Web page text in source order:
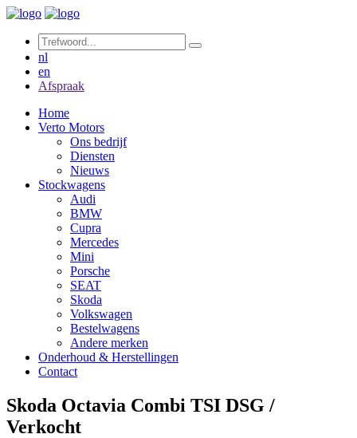
nl
en
Afspraak
Home
Verto Motors
Ons bedrijf
Diensten
Nieuws
Stockwagens
Audi
BMW
Cupra
Mercedes
Mini
Porsche
SEAT
Skoda
Volkswagen
Bestelwagens
Andere merken
Onderhoud & Herstellingen
Contact
Skoda Octavia Combi TSI DSG /
Verkocht